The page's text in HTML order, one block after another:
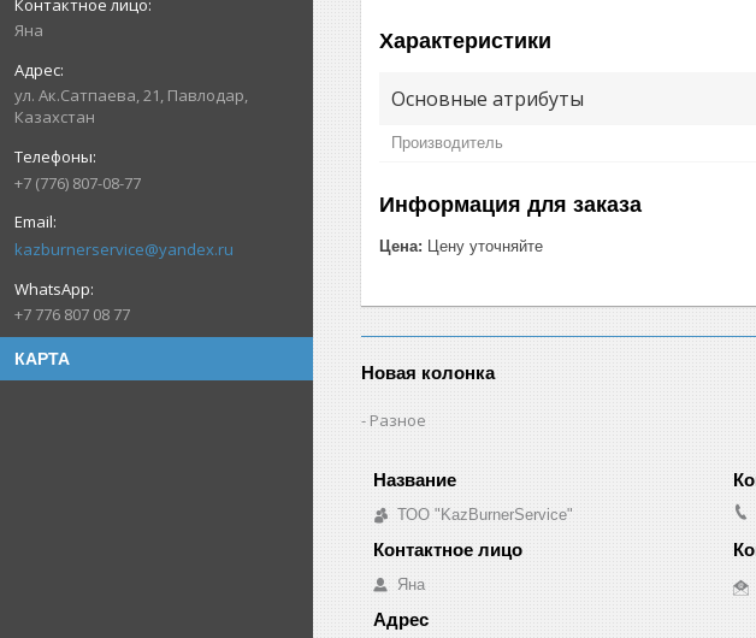
Яна
ул. Ак.Сатпаева, 21, Павлодар,
Казахстан
+7 (776) 807-08-77
kazburnerservice@yandex.ru
+7 776 807 08 77
КАРТА
Характеристики
Основные атрибуты
Производитель
Информация для заказа
Цена: Цену уточняйте
Новая колонка
Разное
ТОО "KazBurnerService"
Яна